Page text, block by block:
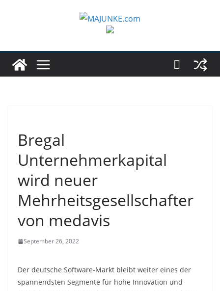
Bregal
Unternehmerkapital
wird neuer
Mehrheitsgesellschafter
von medavis
September 26, 2022
Der deutsche Software-Markt bleibt weiter eines der
spannendsten Segmente für hohe Innovation und